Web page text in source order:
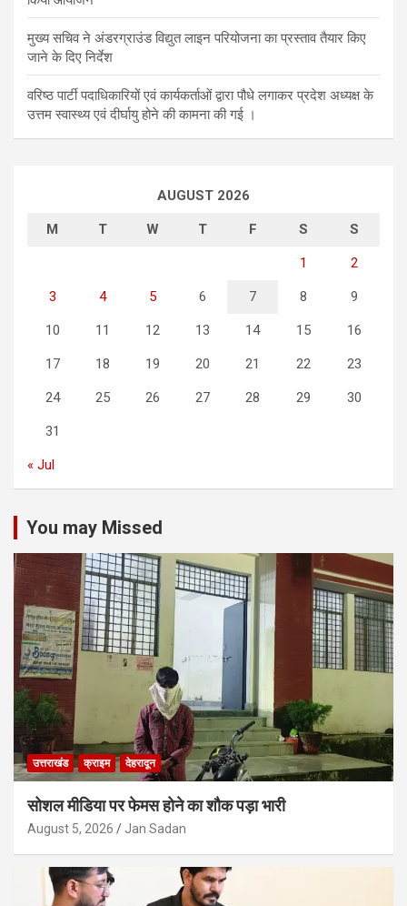
मुख्य सचिव ने अंडरग्राउंड विद्युत लाइन परियोजना का प्रस्ताव तैयार किए
जाने के दिए निर्देश
वरिष्ठ पार्टी पदाधिकारियों एवं कार्यकर्ताओं द्वारा पौधे लगाकर प्रदेश अध्यक्ष के
उत्तम स्वास्थ्य एवं दीर्घायु होने की कामना की गई ।
AUGUST 2026
M T W T F S S
1 2
3 4 5 6 7 8 9
10 11 12 13 14 15 16
17 18 19 20 21 22 23
24 25 26 27 28 29 30
31
« Jul
You may Missed
उत्तराखंड क्राइम देहरादून
सोशल मीडिया पर फेमस होने का शौक पड़ा भारी
August 5, 2026 Jan Sadan